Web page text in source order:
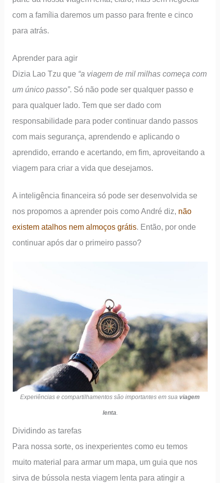
com a família daremos um passo para frente e cinco
para atrás.
Aprender para agir
Dizia Lao Tzu que “a viagem de mil milhas começa com
um único passo”. Só não pode ser qualquer passo e
para qualquer lado. Tem que ser dado com
responsabilidade para poder continuar dando passos
com mais segurança, aprendendo e aplicando o
aprendido, errando e acertando, em fim, aproveitando a
viagem para criar a vida que desejamos.
A inteligência financeira só pode ser desenvolvida se
nos propomos a aprender pois como André diz, não
existem atalhos nem almoços grátis. Então, por onde
continuar após dar o primeiro passo?
Experiências e compartilhamentos são importantes em sua viagem
lenta.
Dividindo as tarefas
Para nossa sorte, os inexperientes como eu temos
muito material para armar um mapa, um guia que nos
sirva de bússola nesta viagem lenta para atingir a